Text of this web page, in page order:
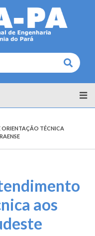
Buscar
ORIENTAÇÃO TÉCNICA
aos